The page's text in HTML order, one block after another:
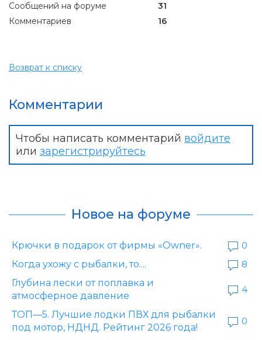
Сообщений на форуме
31
Комментариев
16
Возврат к списку
Комментарии
Чтобы написать комментарий войдите
или зарегистрируйтесь
Новое на форуме
Крючки в подарок от фирмы «Owner».
0
Когда ухожу с рыбалки, то....
8
Глубина лески от поплавка и
атмосферное давление
4
ТОП—5. Лучшие лодки ПВХ для рыбалки
под мотор, НДНД. Рейтинг 2026 года!
0